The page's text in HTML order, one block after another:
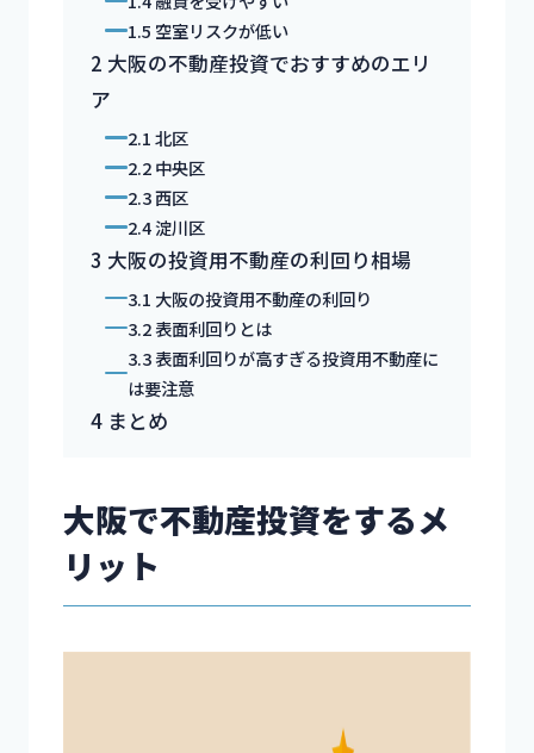
1.5 空室リスクが低い
2 大阪の不動産投資でおすすめのエリ
ア
2.1北区
2.2中央区
2.3西区
2.4淀川区
3 大阪の投資用不動産の利回り相場
3.1 大阪の投資用不動産の利回り
3.2表面利回りとは
3.3表面利回りが高すぎる投資用不動産に
は要注意
4まとめ
大阪で不動産投資をするメ
リット